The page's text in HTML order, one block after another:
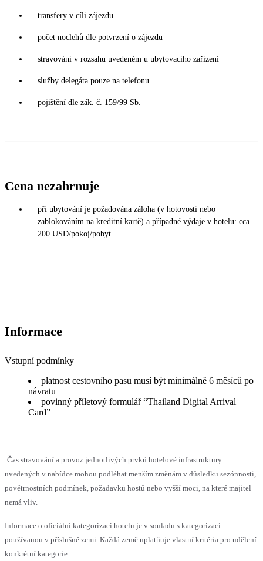
transfery v cíli zájezdu
počet noclehů dle potvrzení o zájezdu
stravování v rozsahu uvedeném u ubytovacího zařízení
služby delegáta pouze na telefonu
pojištění dle zák. č. 159/99 Sb.
Cena nezahrnuje
při ubytování je požadována záloha (v hotovosti nebo
zablokováním na kreditní kartě) a případné výdaje v hotelu: cca
200 USD/pokoj/pobyt
Informace
Vstupní podmínky
platnost cestovního pasu musí být minimálně 6 měsíců po
návratu
povinný příletový formulář “Thailand Digital Arrival
Card”
Čas stravování a provoz jednotlivých prvků hotelové infrastruktury
uvedených v nabídce mohou podléhat menším změnám v důsledku sezónnosti,
povětrnostních podmínek, požadavků hostů nebo vyšší moci, na které majitel
nemá vliv.
Informace o oficiální kategorizaci hotelu je v souladu s kategorizací
používanou v příslušné zemi. Každá země uplatňuje vlastní kritéria pro udělení
konkrétní kategorie.